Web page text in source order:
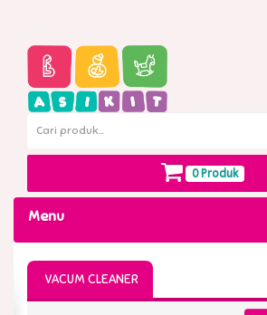
0 Produk
Menu
VACUM CLEANER